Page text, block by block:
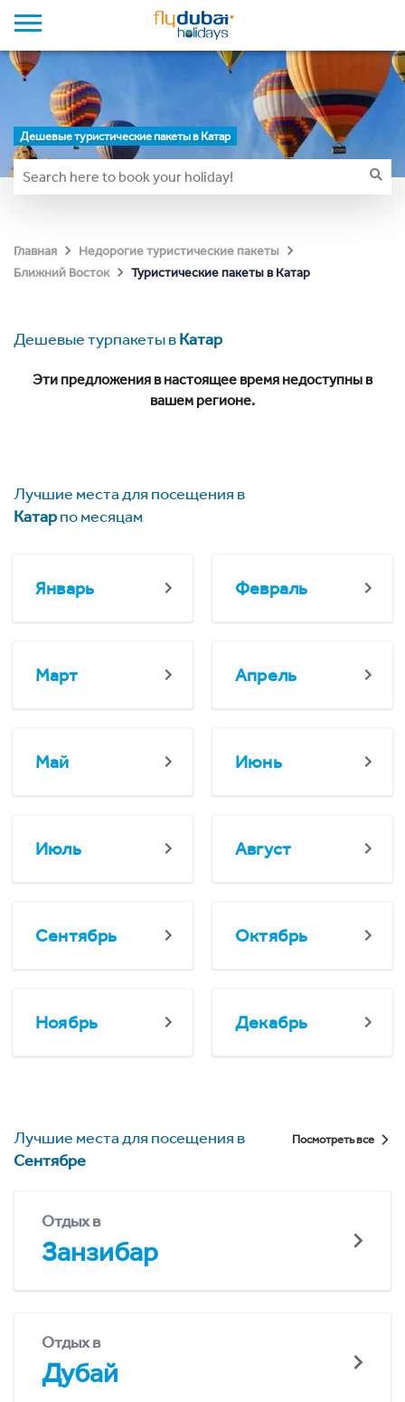
Дешевые туристические пакеты в Катар
Главная
Недорогие туристические пакеты
Ближний Восток
Туристические пакеты в Катар
Дешевые турпакеты вКатар
Эти предложения в настоящее время недоступны в
вашем регионе.
Лучшие места для посещения в
Катарпо месяцам
Январь Февраль
Март Апрель
Май Июнь
Июль Август
Сентябрь Октябрь
Ноябрь Декабрь
Лучшие места для посещения в
Сентябре
Посмотреть все
Отдых в
Занзибар
Отдых в
Дубай